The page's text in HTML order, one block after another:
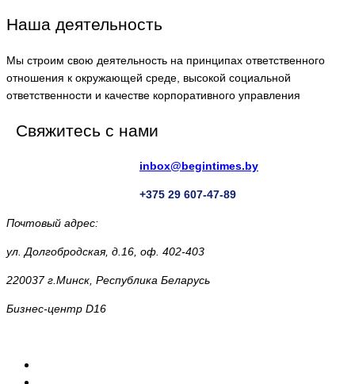
Наша деятельность
Мы строим свою деятельность на принципах ответственного
отношения к окружающей среде, высокой социальной
ответственности и качестве корпоративного управления
Свяжитесь с нами
inbox@begintimes.by
+375 29 607-47-89
Почтовый адрес:
ул. Долгобродская, д.16, оф. 402-403
220037 г.Минск, Республика Беларусь
Бизнес-центр D16